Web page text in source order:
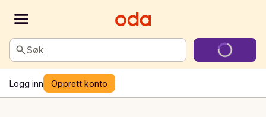
Søk
Logg inn Opprett konto